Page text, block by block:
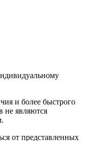
и более быстрого
не являются
от представленных